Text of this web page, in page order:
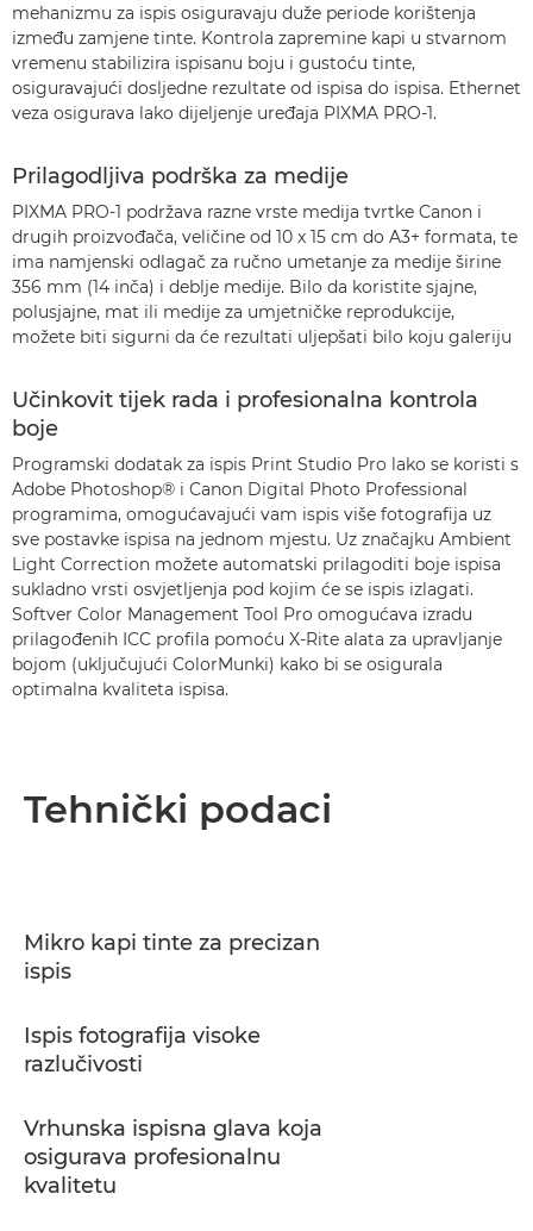
mehanizmu za ispis osiguravaju duže periode korištenja
između zamjene tinte. Kontrola zapremine kapi u stvarnom
vremenu stabilizira ispisanu boju i gustoću tinte,
osiguravajući dosljedne rezultate od ispisa do ispisa. Ethernet
veza osigurava lako dijeljenje uređaja PIXMA PRO-1.
Prilagodljiva podrška za medije
PIXMA PRO-1 podržava razne vrste medija tvrtke Canon i
drugih proizvođača, veličine od 10 x 15 cm do A3+ formata, te
ima namjenski odlagač za ručno umetanje za medije širine
356 mm (14 inča) i deblje medije. Bilo da koristite sjajne,
polusjajne, mat ili medije za umjetničke reprodukcije,
možete biti sigurni da će rezultati uljepšati bilo koju galeriju
Učinkovit tijek rada i profesionalna kontrola
boje
Programski dodatak za ispis Print Studio Pro lako se koristi s
Adobe Photoshop® i Canon Digital Photo Professional
programima, omogućavajući vam ispis više fotografija uz
sve postavke ispisa na jednom mjestu. Uz značajku Ambient
Light Correction možete automatski prilagoditi boje ispisa
sukladno vrsti osvjetljenja pod kojim će se ispis izlagati.
Softver Color Management Tool Pro omogućava izradu
prilagođenih ICC profila pomoću X-Rite alata za upravljanje
bojom (uključujući ColorMunki) kako bi se osigurala
optimalna kvaliteta ispisa.
Tehnički podaci
Mikro kapi tinte za precizan
ispis
Ispis fotografija visoke
razlučivosti
Vrhunska ispisna glava koja
osigurava profesionalnu
kvalitetu